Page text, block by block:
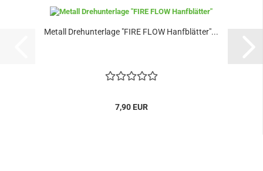
Metall Drehunterlage "FIRE FLOW Hanfblätter"...
7,90 EUR